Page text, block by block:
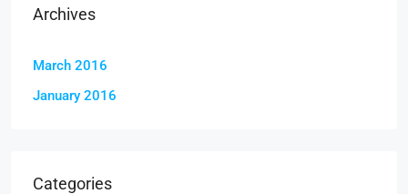
Archives
March 2016
January 2016
Categories